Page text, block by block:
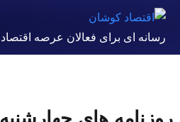
رسانه ای برای فعالان عرصه اقتصاد